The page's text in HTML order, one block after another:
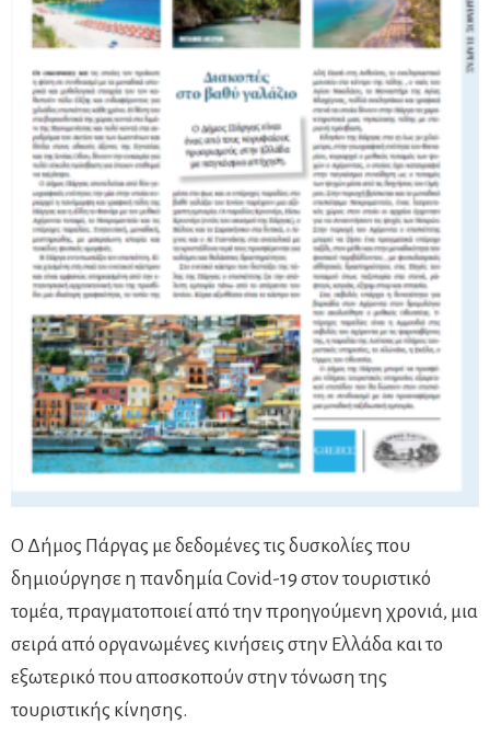
Ο Δήμος Πάργας με δεδομένες τις δυσκολίες που
δημιούργησε η πανδημία Covid-19 στον τουριστικό
τομέα, πραγματοποιεί από την προηγούμενη χρονιά, μια
σειρά από οργανωμένες κινήσεις στην Ελλάδα και το
εξωτερικό που αποσκοπούν στην τόνωση της
τουριστικής κίνησης.